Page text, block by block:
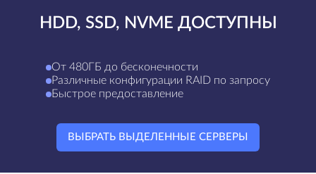
HDD, SSD, NVME ДОСТУПНЫ
От 480ГБ до бесконечности
Различные конфигурации RAID по запросу
Быстрое предоставление
ВЫБРАТЬ ВЫДЕЛЕННЫЕ СЕРВЕРЫ